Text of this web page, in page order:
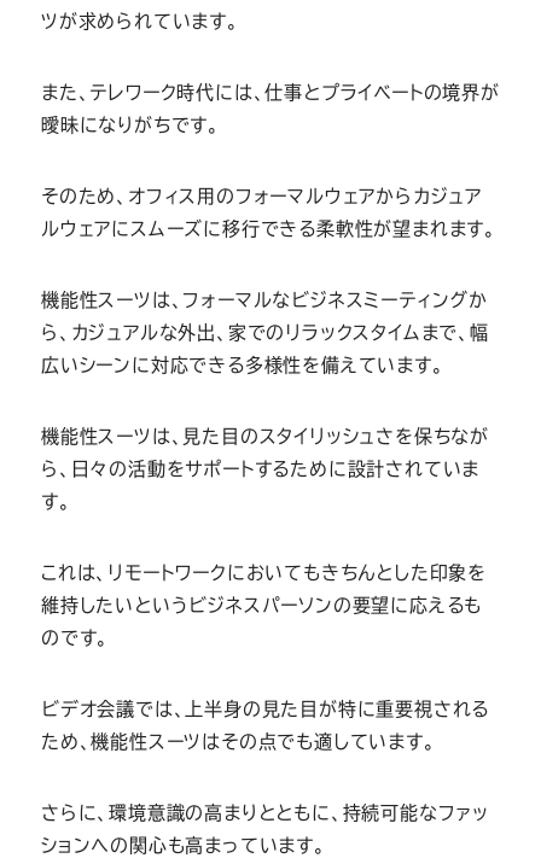
ツが求められています。
また、テレワーク時代には、仕事とプライベートの境界が
曖昧になりがちです。
そのため、オフィス用のフォーマルウェアからカジュア
ルウェアにスムーズに移行できる柔軟性が望まれます。
機能性スーツは、フォーマルなビジネスミーティングか
ら、カジュアルな外出、家でのリラックスタイムまで、幅
広いシーンに対応できる多様性を備えています。
機能性スーツは、見た目のスタイリッシュさを保ちなが
ら、日々の活動をサポートするために設計されていま
す。
これは、リモートワークにおいてもきちんとした印象を
維持したいというビジネスパーソンの要望に応えるも
のです。
ビデオ会議では、上半身の見た目が特に重要視される
ため、機能性スーツはその点でも適しています。
さらに、環境意識の高まりとともに、持続可能なファッ
ションへの関心も高まっています。